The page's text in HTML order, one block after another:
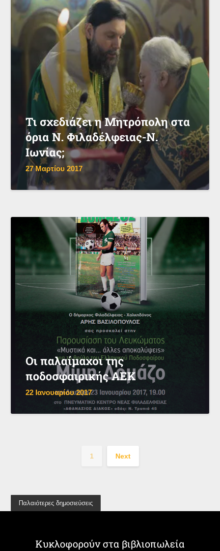
Τι σχεδιάζει η Μητρόπολη στα
όρια Ν. Φιλαδέλφειας-Ν.
Ιωνίας;
27 Μαρτίου 2017
Οι παλαίμαχοι της
ποδοσφαιρικής ΑΕΚ
22 Ιανουαρίου 2017
1 Next
Παλαιότερες δημοσιεύσεις
Κυκλοφορούν στα βιβλιοπωλεία